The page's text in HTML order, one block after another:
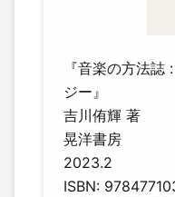
『音楽の方法誌
ジー』
吉川侑輝 著
晃洋書房
2023.2
ISBN: